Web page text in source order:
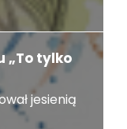
„To tylko
jesienią